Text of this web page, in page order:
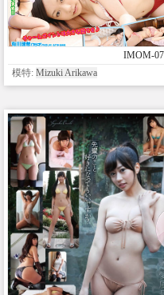
IMOM-
模特: Mizuki Arikawa